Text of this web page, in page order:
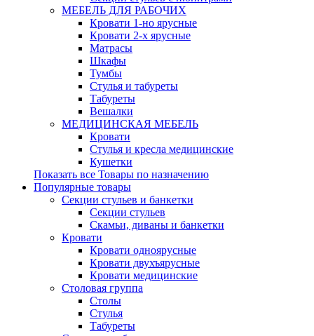
МЕБЕЛЬ ДЛЯ РАБОЧИХ
Кровати 1-но ярусные
Кровати 2-х ярусные
Матрасы
Шкафы
Тумбы
Стулья и табуреты
Табуреты
Вешалки
МЕДИЦИНСКАЯ МЕБЕЛЬ
Кровати
Стулья и кресла медицинские
Кушетки
Показать все Товары по назначению
Популярные товары
Секции стульев и банкетки
Секции стульев
Скамьи, диваны и банкетки
Кровати
Кровати одноярусные
Кровати двухъярусные
Кровати медицинские
Столовая группа
Столы
Стулья
Табуреты